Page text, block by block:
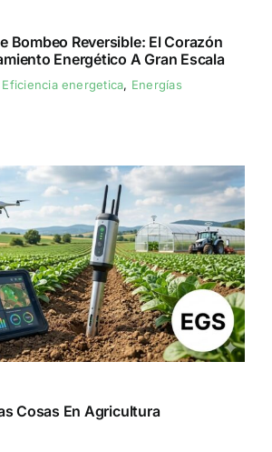
Bombeo Reversible: El Corazón
Energético A Gran Escala
Eficiencia energetica, Energías
Cosas En Agricultura